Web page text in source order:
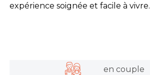
expérience soignée et facile à vivre.
en couple